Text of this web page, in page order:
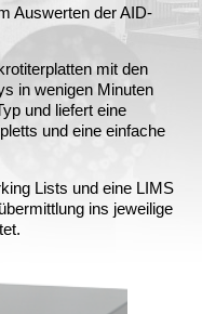
Auswerten der AID-
mit den
in wenigen Minuten
und liefert eine
und eine einfache
Lists und eine LIMS
ins jeweilige